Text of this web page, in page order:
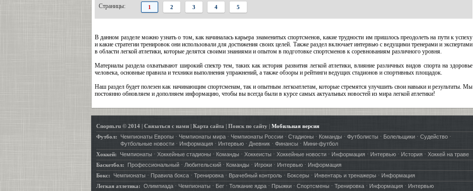
Страницы: 1 2 3 4 5
В данном разделе можно узнать о том, как начиналась карьера знаменитых спортсменов, какие трудности им пришлось преодолеть на пути к успеху
и какие стратегии тренировок они использовали для достижения своих целей. Также раздел включает интервью с ведущими тренерами и экспертами
в области легкой атлетики, которые делятся своими знаниями и опытом в подготовке спортсменов к соревнованиям различного уровня.
Материалы раздела охватывают широкий спектр тем, таких как история развития легкой атлетики, влияние различных видов спорта на здоровье
человека, основные правила и техники выполнения упражнений, а также обзоры и рейтинги ведущих стадионов и спортивных площадок.
Наш раздел будет полезен как начинающим спортсменам, так и опытным легкоатлетам, которые стремятся улучшить свои навыки и результаты. Мы
постоянно обновляем и дополняем информацию, чтобы вы всегда были в курсе самых актуальных новостей из мира легкой атлетики!
Cnopm.ru © 2014| Связаться с нами| Карта сайта | Поиск по сайту| Мобильная версия
Футбол:
Чемпионаты Европы · Чемпионаты мира· Чемпионаты России· Стадионы· Команды · Футболисты · Болельщики· Судейство·
Футбольные новости· Информация· Интервью· Дневник· Финансы · Мини-футбол
Хоккей:
Чемпионаты· Хоккейные стадионы · Команды· Хоккеисты · Хоккейные новости· Информация· Интервью· История· Хоккей на траве
Баскетбол:
Профессиональный· Любительский· Команды · Игроки· Интервью· Информация
Бокс:
Чемпионаты · Правила бокса· Тренировка· Врачебный контроль· Боксеры · Инвентарь и тренажеры · Информация
Легкая атлетика: Олимпиада· Чемпионаты · Бег· Толкание ядра· Прыжки· Спортсмены · Тренировка· Информация· Интервью